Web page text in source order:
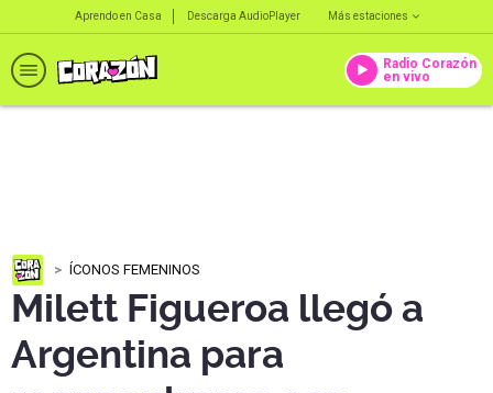
Aprendo en Casa Descarga AudioPlayer Más estaciones
Radio Corazón
en vivo
ÍCONOS FEMENINOS
Milett Figueroa llegó a
Argentina para